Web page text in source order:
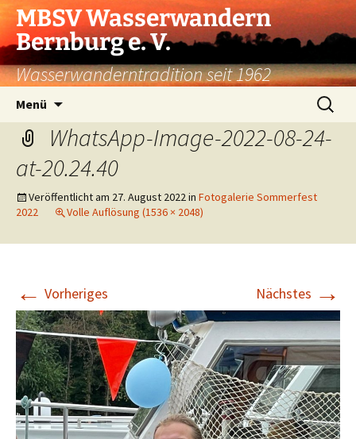
Zum
Inhalt
springen
MBSV Wasserwandern
Bernburg e. V.
Wasserwanderntradition seit 1962
Menü
Suchen
nach:
WhatsApp-Image-2022-08-24-
at-20.24.40
Veröffentlicht am 27. August 2022in Fotogalerie Sommerfest
2022
Volle Auflösung (1536 × 2048)
← Vorheriges Nächstes →